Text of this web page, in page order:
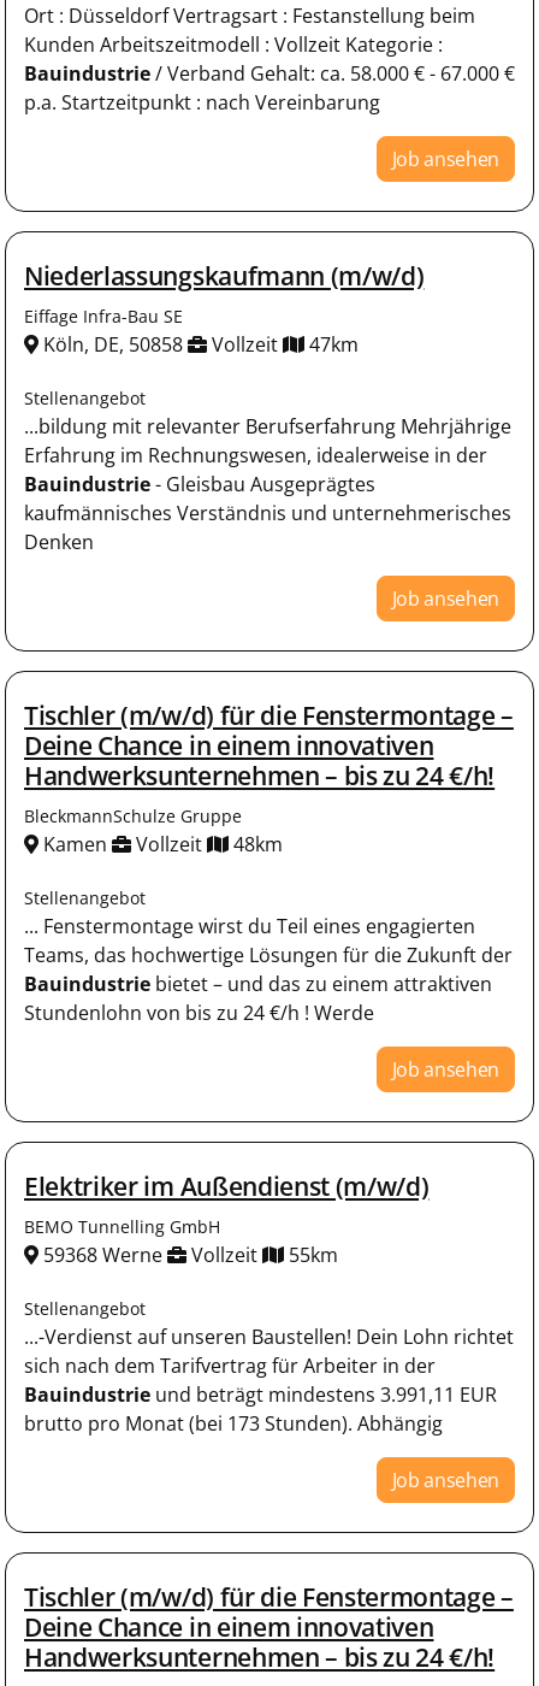
Ort : Düsseldorf Vertragsart : Festanstellung beim
Kunden Arbeitszeitmodell : Vollzeit Kategorie :
Bauindustrie/ Verband Gehalt: ca. 58.000 € - 67.000 €
p.a. Startzeitpunkt : nach Vereinbarung
Job ansehen
Niederlassungskaufmann (m/w/d)
Eiffage Infra-Bau SE
Köln, DE, 50858 Vollzeit 47km
Stellenangebot
...bildung mit relevanter Berufserfahrung Mehrjährige
Erfahrung im Rechnungswesen, idealerweise in der
Bauindustrie- Gleisbau Ausgeprägtes
kaufmännisches Verständnis und unternehmerisches
Denken
Job ansehen
Tischler (m/w/d) für die Fenstermontage –
Deine Chance in einem innovativen
Handwerksunternehmen – bis zu 24 €/h!
BleckmannSchulze Gruppe
Kamen Vollzeit 48km
Stellenangebot
... Fenstermontage wirst du Teil eines engagierten
Teams, das hochwertige Lösungen für die Zukunft der
Bauindustrie bietet – und das zu einem attraktiven
Stundenlohn von bis zu 24 €/h ! Werde
Job ansehen
Elektriker im Außendienst (m/w/d)
BEMO Tunnelling GmbH
59368 Werne Vollzeit 55km
Stellenangebot
...-Verdienst auf unseren Baustellen! Dein Lohn richtet
sich nach dem Tarifvertrag für Arbeiter in der
Bauindustrie und beträgt mindestens 3.991,11 EUR
brutto pro Monat (bei 173 Stunden). Abhängig
Job ansehen
Tischler (m/w/d) für die Fenstermontage –
Deine Chance in einem innovativen
Handwerksunternehmen – bis zu 24 €/h!